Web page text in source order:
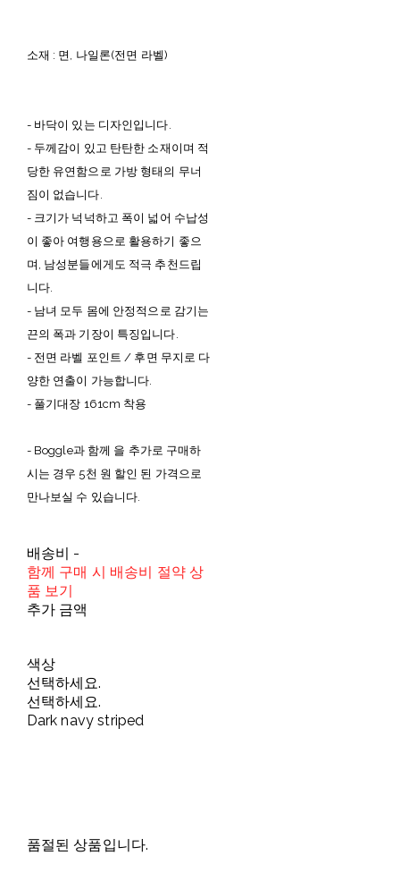
소재 : 면, 나일론(전면 라벨)
- 바닥이 있는 디자인입니다.
- 두께감이 있고 탄탄한 소재이며 적
당한 유연함으로 가방 형태의 무너
짐이 없습니다.
- 크기가 넉넉하고 폭이 넓어 수납성
이 좋아 여행용으로 활용하기 좋으
며, 남성분들에게도 적극 추천드립
니다.
- 남녀 모두 몸에 안정적으로 감기는
끈의 폭과 기장이 특징입니다.
- 전면 라벨 포인트 / 후면 무지로 다
양한 연출이 가능합니다.
- 풀기대장 161cm 착용
- Boggle과 함께 을 추가로 구매하
시는 경우 5천 원 할인 된 가격으로
만나보실 수 있습니다.
배송비 -
함께 구매 시 배송비 절약 상
품 보기
추가 금액
색상
선택하세요.
선택하세요.
Dark navy striped
품절된 상품입니다.